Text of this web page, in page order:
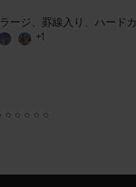
ラージ、罫線入り、ハード
+1